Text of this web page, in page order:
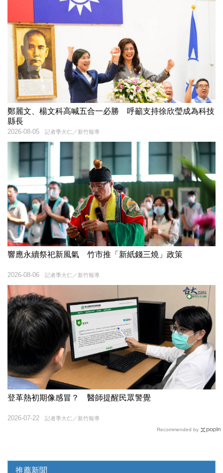
鄭麗文、楊文科高喊五合一必勝 呼籲支持徐欣瑩成為科技
縣長
記者季大仁／新竹報導
2026-08-05
響應永續祭祀新風氣 竹市推「新紙錢三燒」政策
記者季大仁／新竹報導
2026-08-06
登革熱初期像感冒？ 醫師提醒民眾警覺
記者季大仁／新竹報導
2026-07-22
Recommended by
推薦新聞